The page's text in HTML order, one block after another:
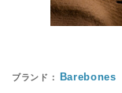
Barebones